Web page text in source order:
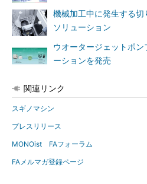
機械加工中に発生する
ソリューション
ウオータージェットポン
ーションを発売
関連リンク
スギノマシン
プレスリリース
MONOist FAフォーラム
FAメルマガ登録ページ